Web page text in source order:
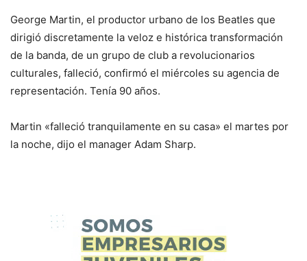
George Martin, el productor urbano de los Beatles que
dirigió discretamente la veloz e histórica transformación
de la banda, de un grupo de club a revolucionarios
culturales, falleció, confirmó el miércoles su agencia de
representación. Tenía 90 años.
Martin «falleció tranquilamente en su casa» el martes por
la noche, dijo el manager Adam Sharp.